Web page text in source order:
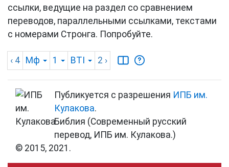
ссылки, ведущие на раздел со сравнением
переводов, параллельными ссылками, текстами
с номерами Стронга. Попробуйте.
‹ 4 Мф 1 BTI 2 ›
Публикуется с разрешения ИПБ им.
Кулакова.
Библия (Современный русский
перевод, ИПБ им. Кулакова.)
© 2015, 2021.